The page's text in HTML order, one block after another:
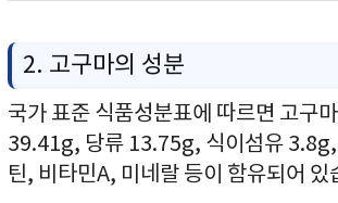
2. 고구마의 성분
국가 표준 식품성분표에 따르면 고구
39.41g, 당류 13.75g, 식이섬유
틴, 비타민A, 미네랄 등이 함유되어 있